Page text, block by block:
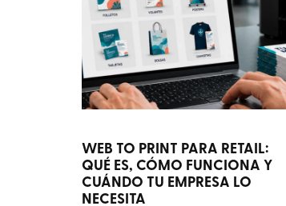
WEB TO PRINT PARA RETAIL:
QUÉ ES, CÓMO FUNCIONA Y
CUÁNDO TU EMPRESA LO
NECESITA